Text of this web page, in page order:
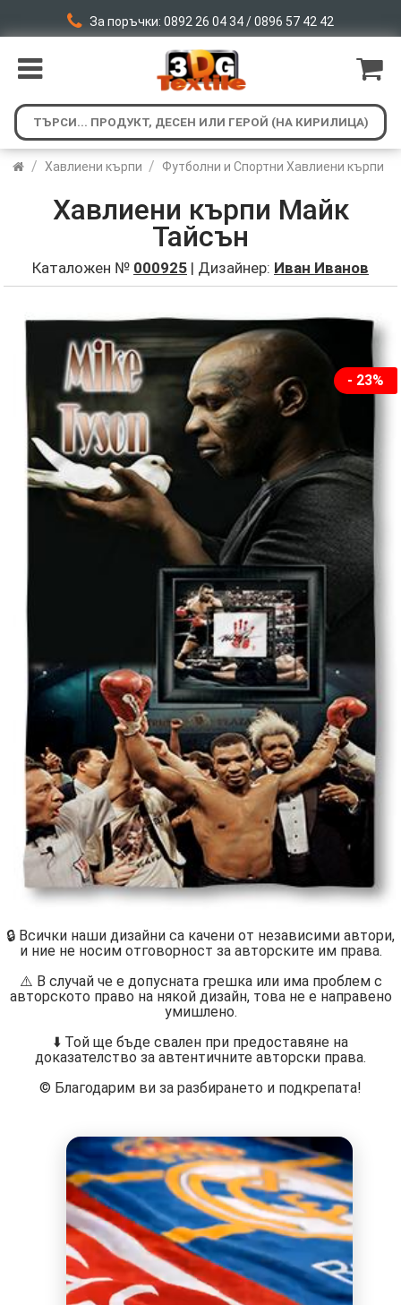
За поръчки: 0892 26 04 34 / 0896 57 42 42
/ Хавлиени кърпи / Футболни и Спортни Хавлиени кърпи
Хавлиeни кърпи Майк
Тайсън
Каталожен № 000925 | Дизайнер: Иван Иванов
- 23%
🔒 Всички наши дизайни са качени от независими автори,
и ние не носим отговорност за авторските им права.
⚠️ В случай че е допусната грешка или има проблем с
авторското право на някой дизайн, това не е направено
умишлено.
⬇️ Той ще бъде свален при предоставяне на
доказателство за автентичните авторски права.
©️ Благодарим ви за разбирането и подкрепата!